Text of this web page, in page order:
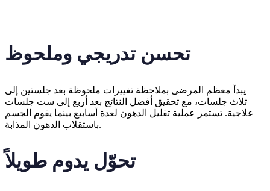
تحسن تدريجي وملحوظ
يبدأ معظم المرضى بملاحظة تغييرات ملحوظة بعد جلستين إلى
ثلاث جلسات، مع تحقيق أفضل النتائج بعد أربع إلى ست جلسات
علاجية. تستمر عملية تقليل الدهون لعدة أسابيع بينما يقوم الجسم
باستقلاب الدهون المذابة.
تحوّل يدوم طويلاً